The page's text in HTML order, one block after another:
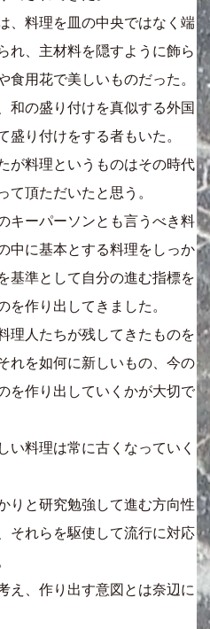
、料理を皿の中央ではなく端
れ、主材料を隠すように飾ら
食用花で美しいものだった。
和の盛り付けを真似する外国
盛り付けをする者もいた。
が料理というものはその時代
て頂ただいたと思う。
キーパーソンとも言うべき料
中に基本とする料理をしっか
基準として自分の進む指標を
を作り出してきました。
理人たちが残してきたものを
れを如何に新しいもの、今の
を作り出していくかが大切で
い料理は常に古くなっていく
りと研究勉強して進む方向性
それらを駆使して流行に対応
え、作り出す意図とは奈辺に